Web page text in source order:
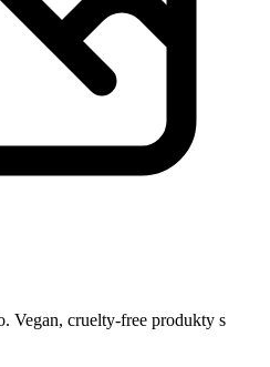
Vegan, cruelty-free produkty s